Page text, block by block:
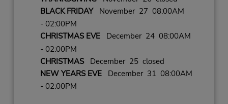
BLACK FRIDAYNovember 27 08:00AM
- 02:00PM
CHRISTMAS EVEDecember 24 08:00AM
- 02:00PM
CHRISTMASDecember 25 closed
NEW YEARS EVEDecember 31 08:00AM
- 02:00PM